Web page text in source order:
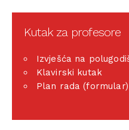
Kutak za profesore
Izvješća na
Klavirski kutak
Plan rada (formular)